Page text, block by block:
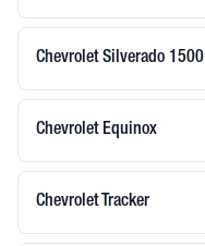
Chevrolet Silverado 1500
Chevrolet Equinox
Chevrolet Tracker